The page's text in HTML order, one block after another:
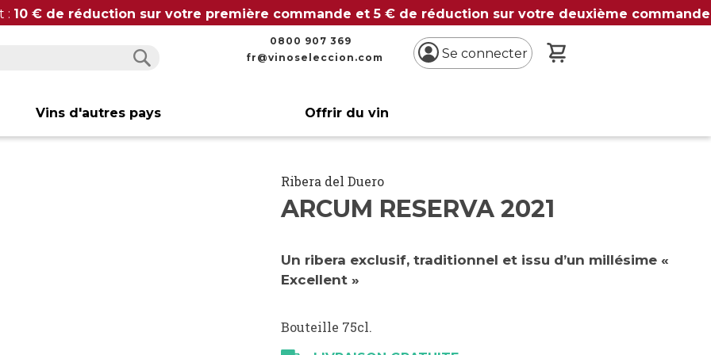
: 10 € de réduction sur votre première commande et 5 € de réduction sur votre deuxième commande
0800 907 369
fr@vinoseleccion.com
Se connecter
Vins d'autres pays Offrir du vin
Ribera del Duero
ARCUM RESERVA 2021
Un ribera exclusif, traditionnel et issu d’un millésime «
Excellent »
Bouteille 75cl.